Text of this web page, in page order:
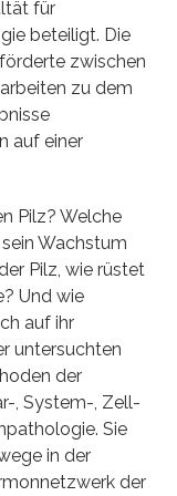
für
beteiligt. Die
zwischen
zu dem
auf einer
Pilz? Welche
Wachstum
Pilz, wie rüstet
Und wie
auf ihr
untersuchten
der
, System-, Zell-
Sie
in der
der